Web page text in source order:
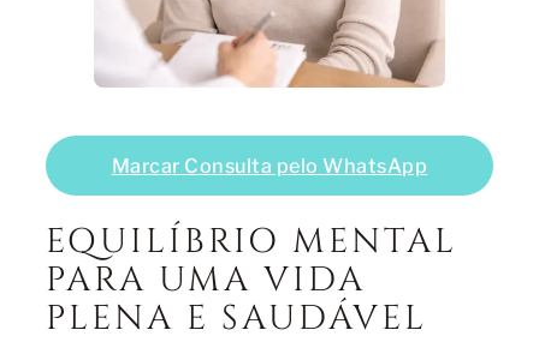
Marcar Consulta pelo WhatsApp
EQUILÍBRIO MENTAL
PARA UMA VIDA
PLENA E SAUDÁVEL